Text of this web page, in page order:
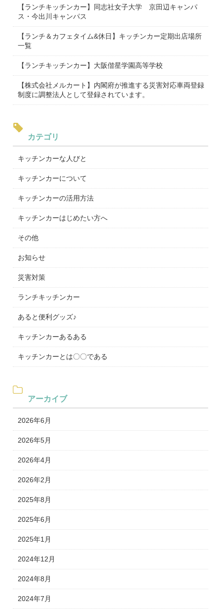
【ランチキッチンカー】同志社女子大学 京田辺キャンパ
ス・今出川キャンパス
【ランチ＆カフェタイム&休日】キッチンカー定期出店場所
一覧
【ランチキッチンカー】大阪偕星学園高等学校
【株式会社メルカート】内閣府が推進する災害対応車両登録
制度に調整法人として登録されています。
カテゴリ
キッチンカーな人びと
キッチンカーについて
キッチンカーの活用方法
キッチンカーはじめたい方へ
その他
お知らせ
災害対策
ランチキッチンカー
あると便利グッズ♪
キッチンカーあるある
キッチンカーとは〇〇である
アーカイブ
2026年6月
2026年5月
2026年4月
2026年2月
2025年8月
2025年6月
2025年1月
2024年12月
2024年8月
2024年7月